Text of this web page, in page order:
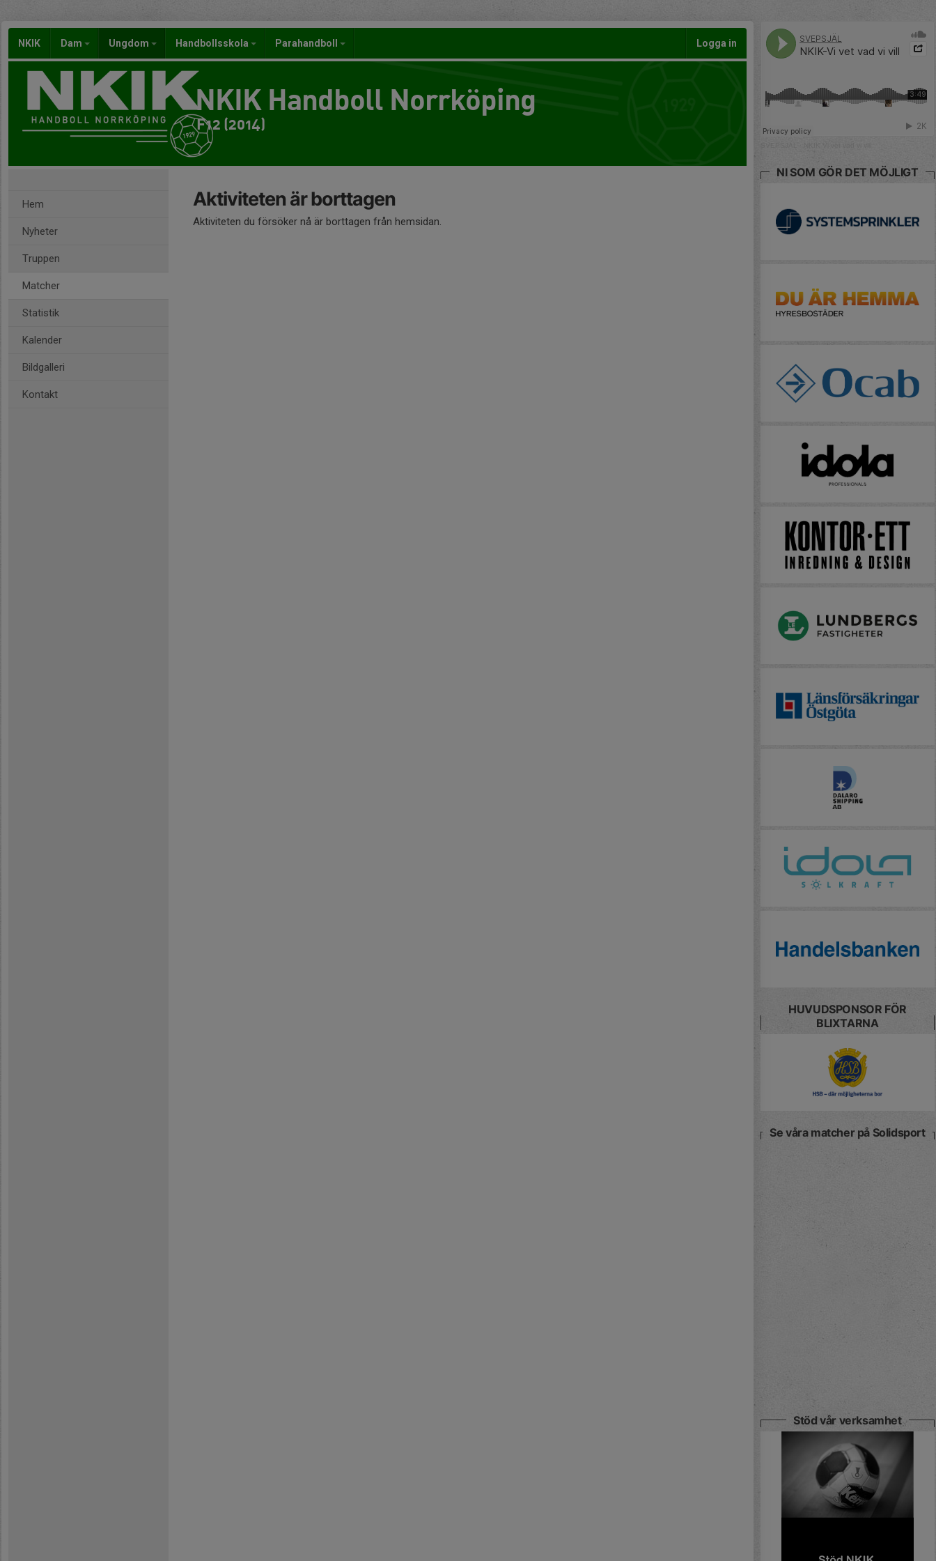
NKIK Dam Ungdom Handbollsskola Parahandboll Logga in
NKIK Handboll Norrköping
F12 (2014)
Hem
Nyheter
Truppen
Matcher
Statistik
Kalender
Bildgalleri
Kontakt
Aktiviteten är borttagen
Aktiviteten du försöker nå är borttagen från hemsidan.
NI SOM GÖR DET MÖJLIGT
HUVUDSPONSOR FÖR
BLIXTARNA
Se våra matcher på Solidsport
Stöd vår verksamhet